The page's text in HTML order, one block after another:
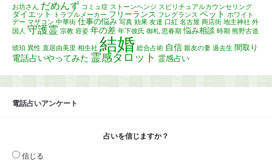
お坊さん だめんず コミュ症 ストーンヘンジ スピリチュアルカウンセリング
ダイエット トラブルメーカー フリーランス フレグランス ペット ホワイト
デー マザコン 中華街 仕事の悩み 写真 効果 友達 口紅 名古屋 商店街 地主神社 外
国人 守護霊 宗教 容姿 年の差 年下彼氏 御札 思春期 悩み相談 時期 熊野古道
琥珀 異性 直居由美里 相生社 結婚 総合占術 自信 親友の妻 過去生 間取り
電話占いやってみた 霊感タロット 霊感占い
電話占いアンケート
占いを信じますか？
信じる